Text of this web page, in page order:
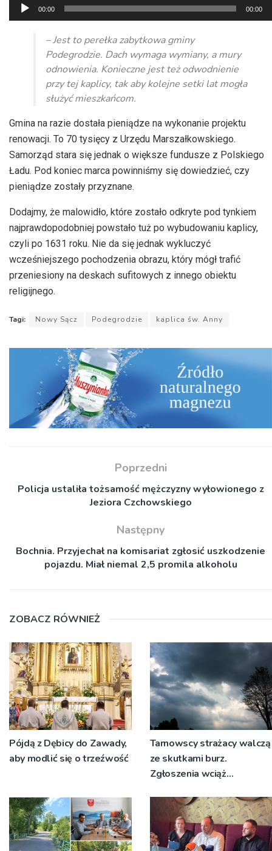
Odtwarzacz
plików
dźwiękowych
00:00 00:00
– Jest to perełka zabytkowa gminy
Podegrodzie. Dach wymaga wymiany, a mury
odnowienia. Konieczne jest też odwodnienie
przy tej kaplicy, tak aby kolejne setki lat mogła
służyć mieszkańcom.
Gmina na razie dostała pieniądze na wykonanie projektu
renowacji. To 70 tysięcy z Urzędu Marszałkowskiego.
Samorząd stara się jednak o większe fundusze z Polskiego
Ładu. Pod koniec marca powinniśmy się dowiedzieć, czy
pieniądze zostały przyznane.
Dodajmy, że malowidło, które zostało odkryte pod tynkiem
najprawdopodobniej powstało tuż po wybudowaniu kaplicy,
czyli po 1631 roku. Nie da się jednak wykluczyć
wcześniejszego pochodzenia obrazu, który mógł trafić
przeniesiony na deskach sufitowych z innego obiektu
religijnego.
Tagi: Nowy Sącz Podegrodzie kaplica św. Anny
Poprzedni
Policja ustaliła tożsamość mężczyzny wyłowionego z
Jeziora Czchowskiego
Następny
Bochnia. Przyjechał na komisariat zgłosić uszkodzenie
pojazdu. Miał niemal 2,5 promila alkoholu
ZOBACZ RÓWNIEŻ
Pójdą z Dębicy do Zawady,
aby modlić się o trzeźwość
Tarnowscy strażacy walczą
ze skutkami burz.
Zgłoszenia wciąż